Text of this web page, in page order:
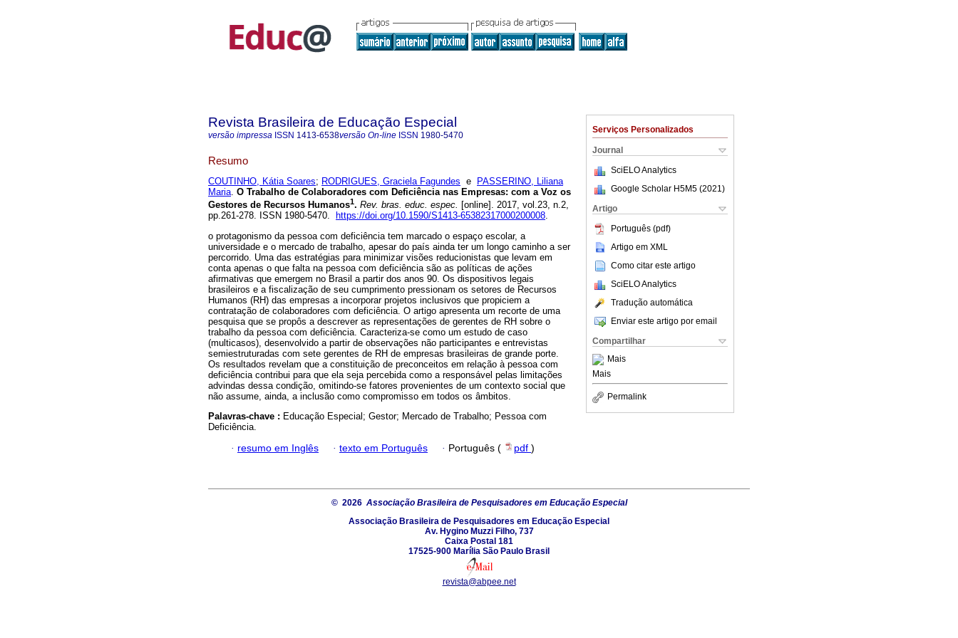
Serviços Personalizados
Journal
SciELO Analytics
Google Scholar H5M5 (2021 )
Artigo
Português (pdf)
Artigo em XML
Como citar este artigo
SciELO Analytics
Tradução automática
Enviar este artigo por email
Compartilhar
Mais
Mais
Permalink
Revista Brasileira de Educação Especial
versão impressa ISSN 1413-6538versão On-line ISSN 1980-5470
Resumo
COUTINHO, Kátia Soares; RODRIGUES, Graciela Fagundes e
PASSERINO, Liliana
Maria. O Trabalho de Colaboradores com Deficiência nas Empresas: com a Voz os
Gestores de Recursos Humanos1. Rev. bras. educ. espec. [online]. 2017, vol.23, n.2,
pp.261-278. ISSN 1980-5470.
https://doi.org/10.1590/S1413-65382317000200008.
o protagonismo da pessoa com deficiência tem marcado o espaço escolar, a
universidade e o mercado de trabalho, apesar do país ainda ter um longo caminho a ser
percorrido. Uma das estratégias para minimizar visões reducionistas que levam em
conta apenas o que falta na pessoa com deficiência são as políticas de ações
afirmativas que emergem no Brasil a partir dos anos 90. Os dispositivos legais
brasileiros e a fiscalização de seu cumprimento pressionam os setores de Recursos
Humanos (RH) das empresas a incorporar projetos inclusivos que propiciem a
contratação de colaboradores com deficiência. O artigo apresenta um recorte de uma
pesquisa que se propôs a descrever as representações de gerentes de RH sobre o
trabalho da pessoa com deficiência. Caracteriza-se como um estudo de caso
(multicasos), desenvolvido a partir de observações não participantes e entrevistas
semiestruturadas com sete gerentes de RH de empresas brasileiras de grande porte.
Os resultados revelam que a constituição de preconceitos em relação à pessoa com
deficiência contribui para que ela seja percebida como a responsável pelas limitações
advindas dessa condição, omitindo-se fatores provenientes de um contexto social que
não assume, ainda, a inclusão como compromisso em todos os âmbitos.
Palavras-chave : Educação Especial; Gestor; Mercado de Trabalho; Pessoa com
Deficiência.
· resumo em Inglês · texto em Português · Português ( pdf )
© 2026 Associação Brasileira de Pesquisadores em Educação Especial
Associação Brasileira de Pesquisadores em Educação Especial
Av. Hygino Muzzi Filho, 737
Caixa Postal 181
17525-900 Marília São Paulo Brasil
revista@abpee.net